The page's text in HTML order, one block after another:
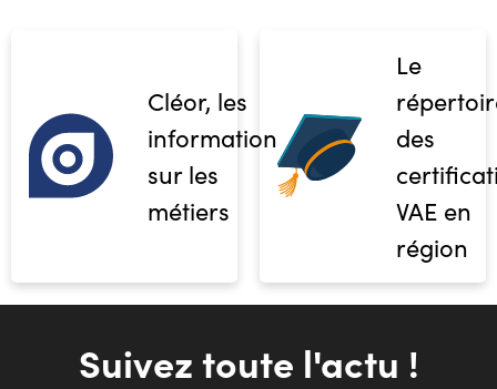
Cléor, les
informations
sur les
métiers
Le
des
VAE en
région
Suivez toute l'actu !